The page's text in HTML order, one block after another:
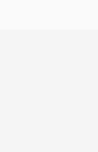
(4)
et industrielle